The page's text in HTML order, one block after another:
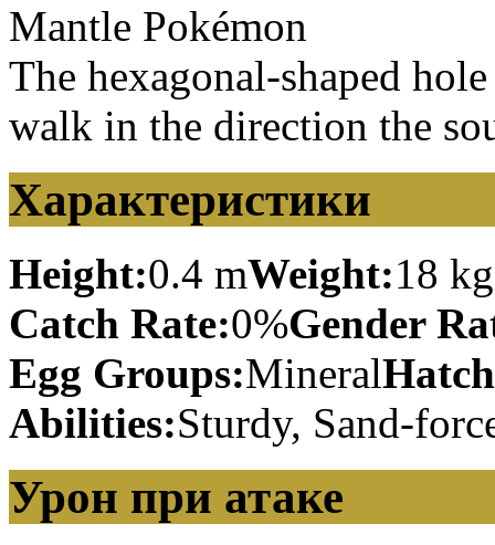
Mantle Pokémon
The hexagonal-shaped
walk in the direction the
Характеристики
Height:0.4 mWeight:18 kg
Catch Rate:0%Gender
Egg Groups:Mineral
Abilities:Sturdy, Sand-
Урон при атаке